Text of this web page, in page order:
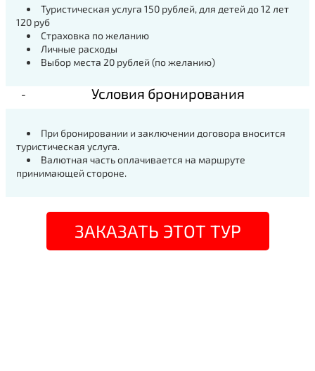
Туристическая услуга 150 рублей, для детей до 12 лет
120 руб
Страховка по желанию
Личные расходы
Выбор места 20 рублей (по желанию)
Условия бронирования
При бронировании и заключении договора вносится
туристическая услуга.
Валютная часть оплачивается на маршруте
принимающей стороне.
ЗАКАЗАТЬ ЭТОТ ТУР